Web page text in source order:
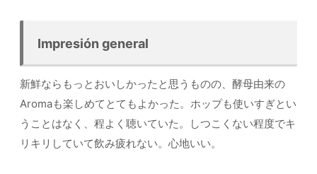
Impresión general
新鮮ならもっとおいしかったと思うものの、酵母由来の
Aromaも楽しめてとてもよかった。ホップも使いすぎとい
うことはなく、程よく聴いていた。しつこくない程度でキ
リキリしていて飲み疲れない。心地いい。